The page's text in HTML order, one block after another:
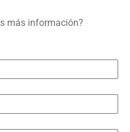
más información?